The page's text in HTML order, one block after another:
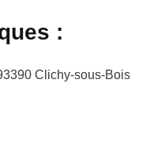
:
Clichy-sous-Bois